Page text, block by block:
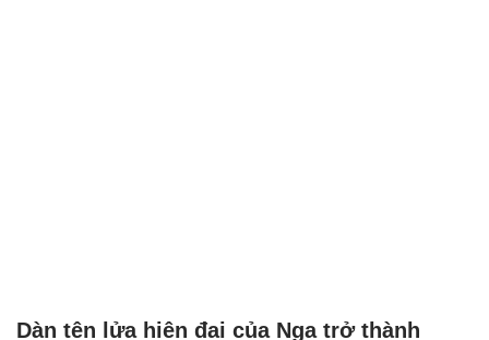
Dàn tên lửa hiện đại của Nga trở thành